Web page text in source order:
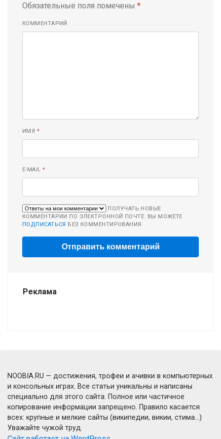
Обязательные поля помечены *
КОММЕНТАРИЙ
ИМЯ *
E-MAIL*
ПОЛУЧАТЬ НОВЫЕ
КОММЕНТАРИИ ПО ЭЛЕКТРОННОЙ ПОЧТЕ. ВЫ МОЖЕТЕ
ПОДПИСАТЬСЯ БЕЗ КОММЕНТИРОВАНИЯ.
Реклама
NOOBIA.RU — достижения, трофеи и ачивки в компьютерных
и консольных играх. Все статьи уникальны и написаны
специально для этого сайта. Полное или частичное
копирование информации запрещено. Правило касается
всех: крупные и мелкие сайты (википедии, викии, стима...)
Уважайте чужой труд.